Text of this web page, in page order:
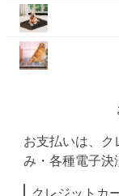
お支払いは、ク
み・各種電子決
クレジットカ